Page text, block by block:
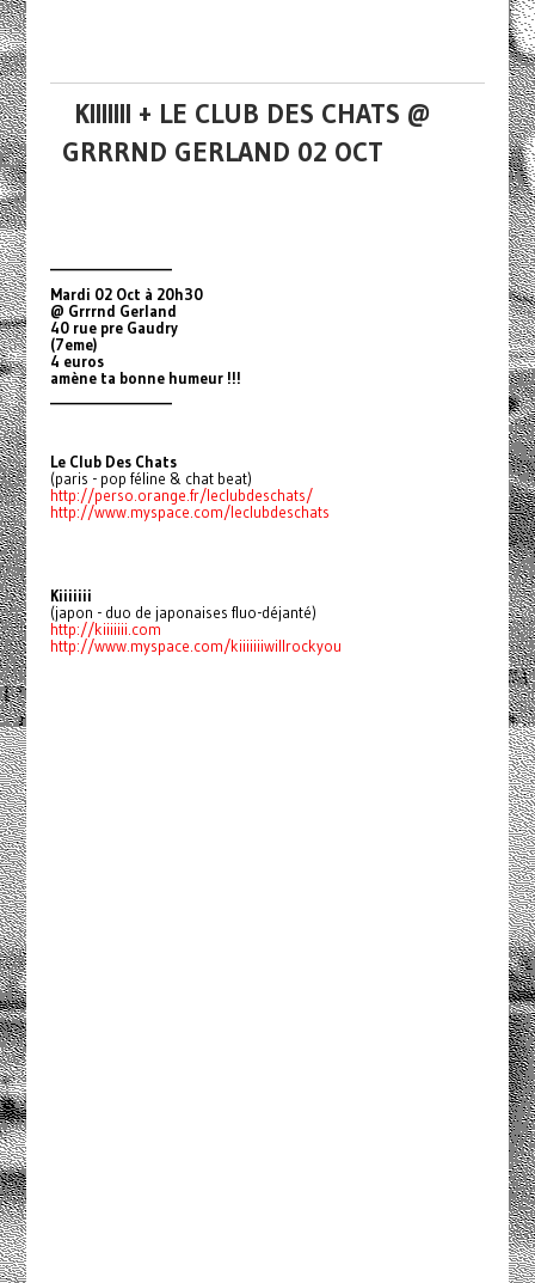
KIIIIIII + LE CLUB DES CHATS @
GRRRND GERLAND 02 OCT
Mardi 02 Oct à 20h30
@ Grrrnd Gerland
40 rue pre Gaudry
(7eme)
4 euros
amène ta bonne humeur !!!
Le Club Des Chats
(paris - pop féline & chat beat)
http://perso.orange.fr/leclubdeschats/
http://www.myspace.com/leclubdeschats
Kiiiiiii
(japon - duo de japonaises fluo-déjanté)
http://kiiiiiii.com
http://www.myspace.com/kiiiiiiiwillrockyou